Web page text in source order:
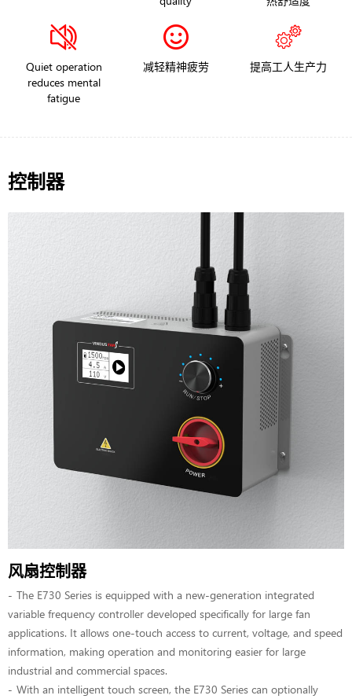
Quiet operation
reduces mental
fatigue
减轻精神疲劳 提高工人生产力
控制器
风扇控制器
The E730 Series is equipped with a new-generation integrated
variable frequency controller developed specifically for large fan
applications. It allows one-touch access to current, voltage, and speed
information, making operation and monitoring easier for large
industrial and commercial spaces.
With an intelligent touch screen, the E730 Series can optionally